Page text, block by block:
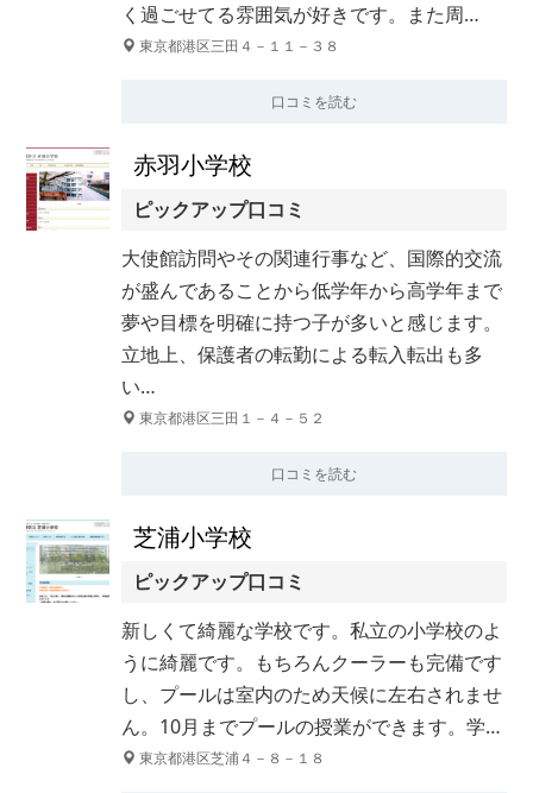
く過ごせてる雰囲気が好きです。また周…
東京都港区三田４－１１－３８
口コミを読む
赤羽小学校
ピックアップ口コミ
大使館訪問やその関連行事など、国際的交流
が盛んであることから低学年から高学年まで
夢や目標を明確に持つ子が多いと感じます。
立地上、保護者の転勤による転入転出も多
い…
東京都港区三田１－４－５２
口コミを読む
芝浦小学校
ピックアップ口コミ
新しくて綺麗な学校です。私立の小学校のよ
うに綺麗です。もちろんクーラーも完備です
し、プールは室内のため天候に左右されませ
ん。10月までプールの授業ができます。学…
東京都港区芝浦４－８－１８